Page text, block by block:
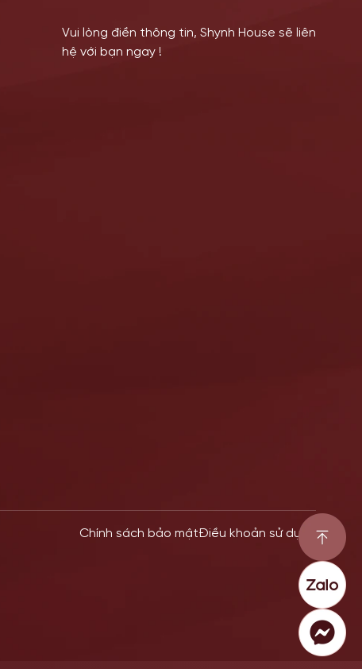
Vui lòng điền thông tin, Shynh House sẽ liên
hệ với bạn ngay !
Chính sách bảo mậtĐiều khoản sử dụng